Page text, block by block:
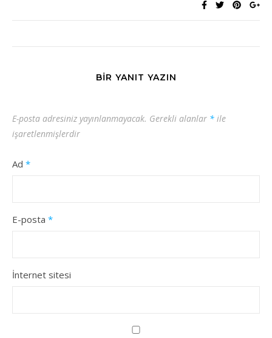
BIR YANIT YAZIN
E-posta adresiniz yayınlanmayacak. Gerekli alanlar * ile
işaretlenmişlerdir
Ad *
E-posta *
İnternet sitesi